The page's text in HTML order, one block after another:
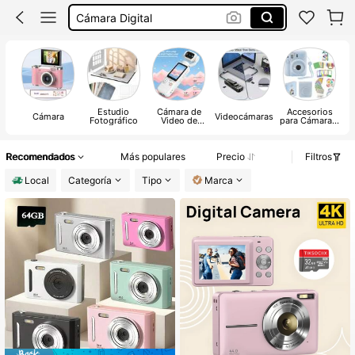
Cámara Digital
Cámara
Cámara Estudio
Fotográfico
Cámara de
Video de Videocámaras Accesorios
para Cámara &
Recomendados Más populares Precio
Filtros
Local
Categoría Tipo Marca